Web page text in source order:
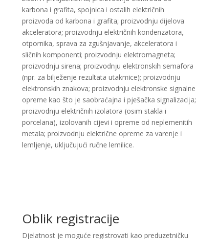
karbona i grafita, spojnica i ostalih električnih
proizvoda od karbona i grafita; proizvodnju dijelova
akceleratora; proizvodnju električnih kondenzatora,
otpornika, sprava za zgušnjavanje, akceleratora i
sličnih komponenti; proizvodnju elektromagneta;
proizvodnju sirena; proizvodnju elektronskih semafora
(npr. za bilježenje rezultata utakmice); proizvodnju
elektronskih znakova; proizvodnju elektronske signalne
opreme kao što je saobraćajna i pješačka signalizacija;
proizvodnju električnih izolatora (osim stakla i
porcelana), izolovanih cijevi i opreme od neplemenitih
metala; proizvodnju električne opreme za varenje i
lemljenje, uključujući ručne lemilice. ​
Oblik registracije
Djelatnost je moguće registrovati kao preduzetničku